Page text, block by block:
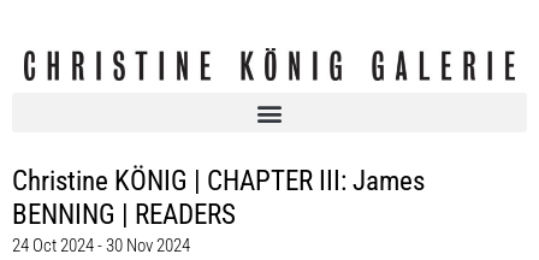
Christine KÖNIG | CHAPTER III: James
BENNING | READERS
24 Oct 2024 - 30 Nov 2024